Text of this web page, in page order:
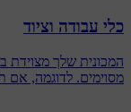
כלי עבודה וציוד
המכונית שלך מצוידת
מסוימים. לדוגמה, אם